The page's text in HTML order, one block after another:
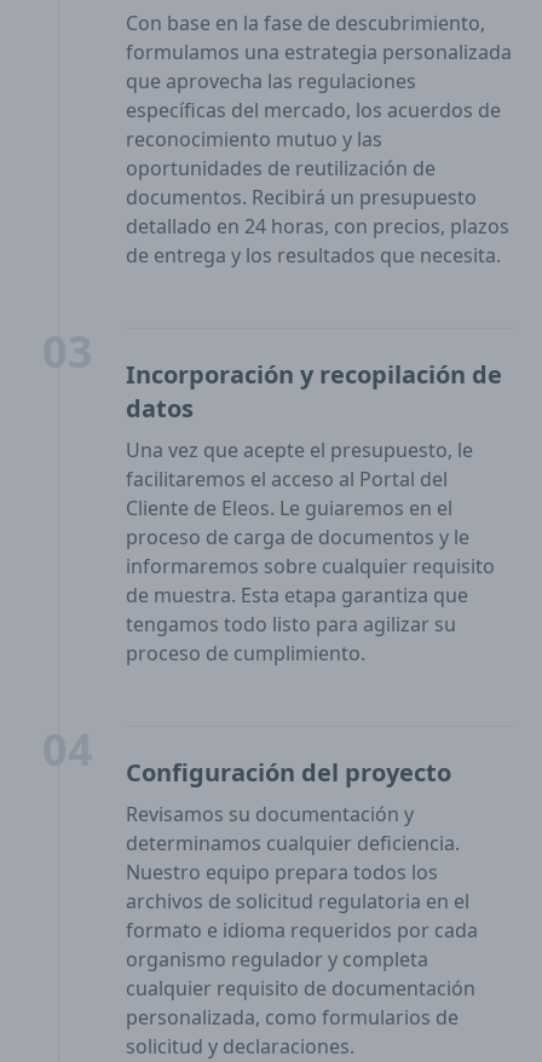
Con base en la fase de descubrimiento,
formulamos una estrategia personalizada
que aprovecha las regulaciones
específicas del mercado, los acuerdos de
reconocimiento mutuo y las
oportunidades de reutilización de
documentos. Recibirá un presupuesto
detallado en 24 horas, con precios, plazos
de entrega y los resultados que necesita.
Incorporación y recopilación de
datos
Una vez que acepte el presupuesto, le
facilitaremos el acceso al Portal del
Cliente de Eleos. Le guiaremos en el
proceso de carga de documentos y le
informaremos sobre cualquier requisito
de muestra. Esta etapa garantiza que
tengamos todo listo para agilizar su
proceso de cumplimiento.
Configuración del proyecto
Revisamos su documentación y
determinamos cualquier deficiencia.
Nuestro equipo prepara todos los
archivos de solicitud regulatoria en el
formato e idioma requeridos por cada
organismo regulador y completa
cualquier requisito de documentación
personalizada, como formularios de
solicitud y declaraciones.